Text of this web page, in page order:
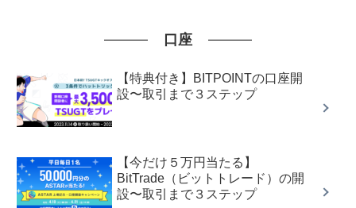
口座
【特典付き】BITPOINTの口座開
設〜取引まで３ステップ
【今だけ５万円当たる】
BitTrade（ビットトレード）の開
設〜取引まで３ステップ